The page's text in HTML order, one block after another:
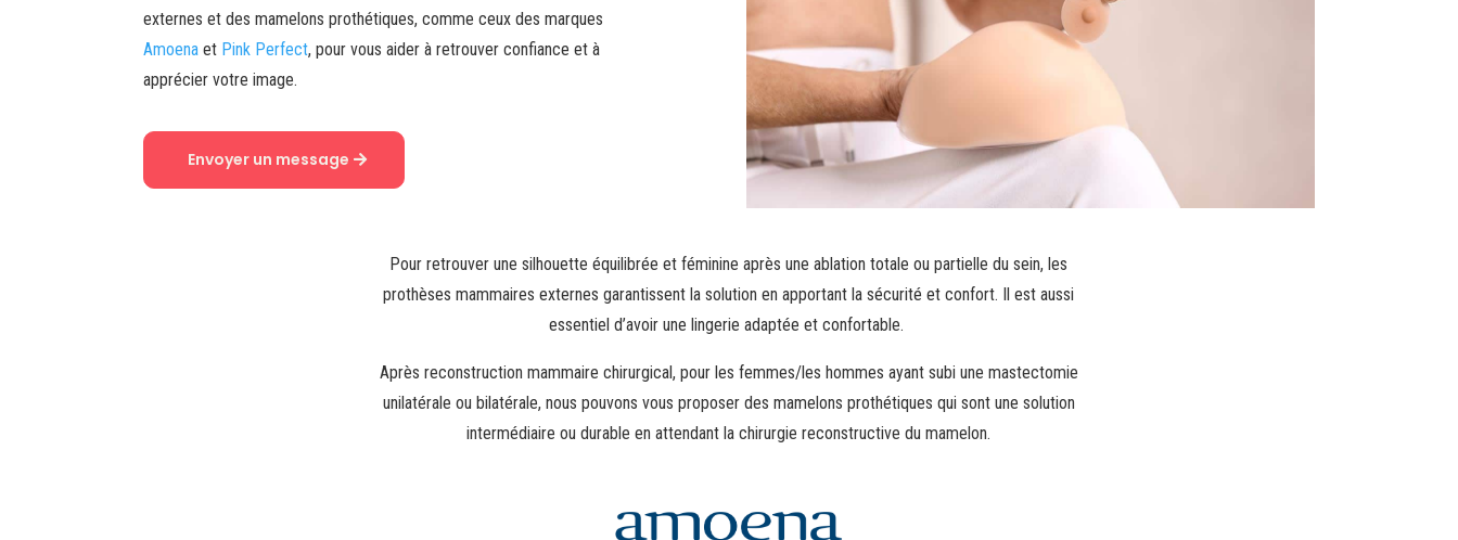
externes et des mamelons prothétiques, comme ceux des marques
Amoena et Pink Perfect, pour vous aider à retrouver confiance et à
apprécier votre image.
Envoyer un message
Pour retrouver une silhouette équilibrée et féminine après une ablation totale ou partielle du sein, les
prothèses mammaires externes garantissent la solution en apportant la sécurité et confort. Il est aussi
essentiel d’avoir une lingerie adaptée et confortable.
Après reconstruction mammaire chirurgical, pour les femmes/les hommes ayant subi une mastectomie
unilatérale ou bilatérale, nous pouvons vous proposer des mamelons prothétiques qui sont une solution
intermédiaire ou durable en attendant la chirurgie reconstructive du mamelon.